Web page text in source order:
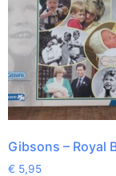
Gibsons – Royal
€ 5,95